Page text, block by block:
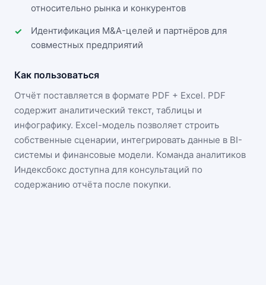
относительно рынка и конкурентов
Идентификация M&A-целей и партнёров для
совместных предприятий
Как пользоваться
Отчёт поставляется в формате PDF + Excel. PDF
содержит аналитический текст, таблицы и
инфографику. Excel-модель позволяет строить
собственные сценарии, интегрировать данные в BI-
системы и финансовые модели. Команда аналитиков
Индексбокс доступна для консультаций по
содержанию отчёта после покупки.